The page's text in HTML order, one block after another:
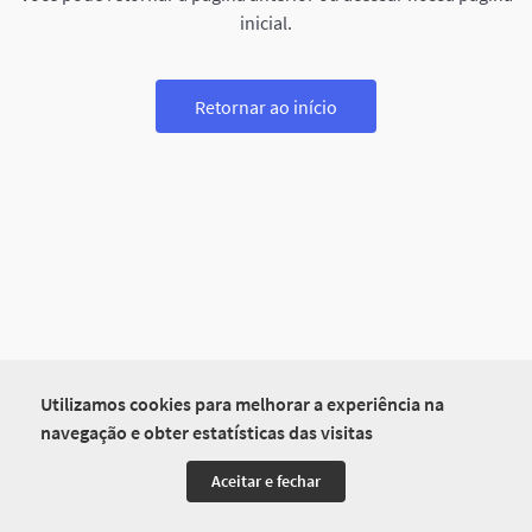
Utilizamos cookies para melhorar a experiência na
navegação e obter estatísticas das visitas
Aceitar e fechar
inicial.
Retornar ao início